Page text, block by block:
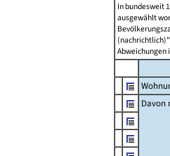
In bundesweit
ausgewählt
Abweichungen
Davon